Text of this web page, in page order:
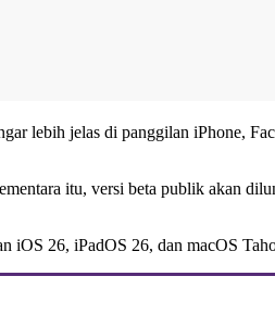
lebih jelas di panggilan iPhone,
itu, versi beta publik akan
iOS 26, iPadOS 26, dan macOS